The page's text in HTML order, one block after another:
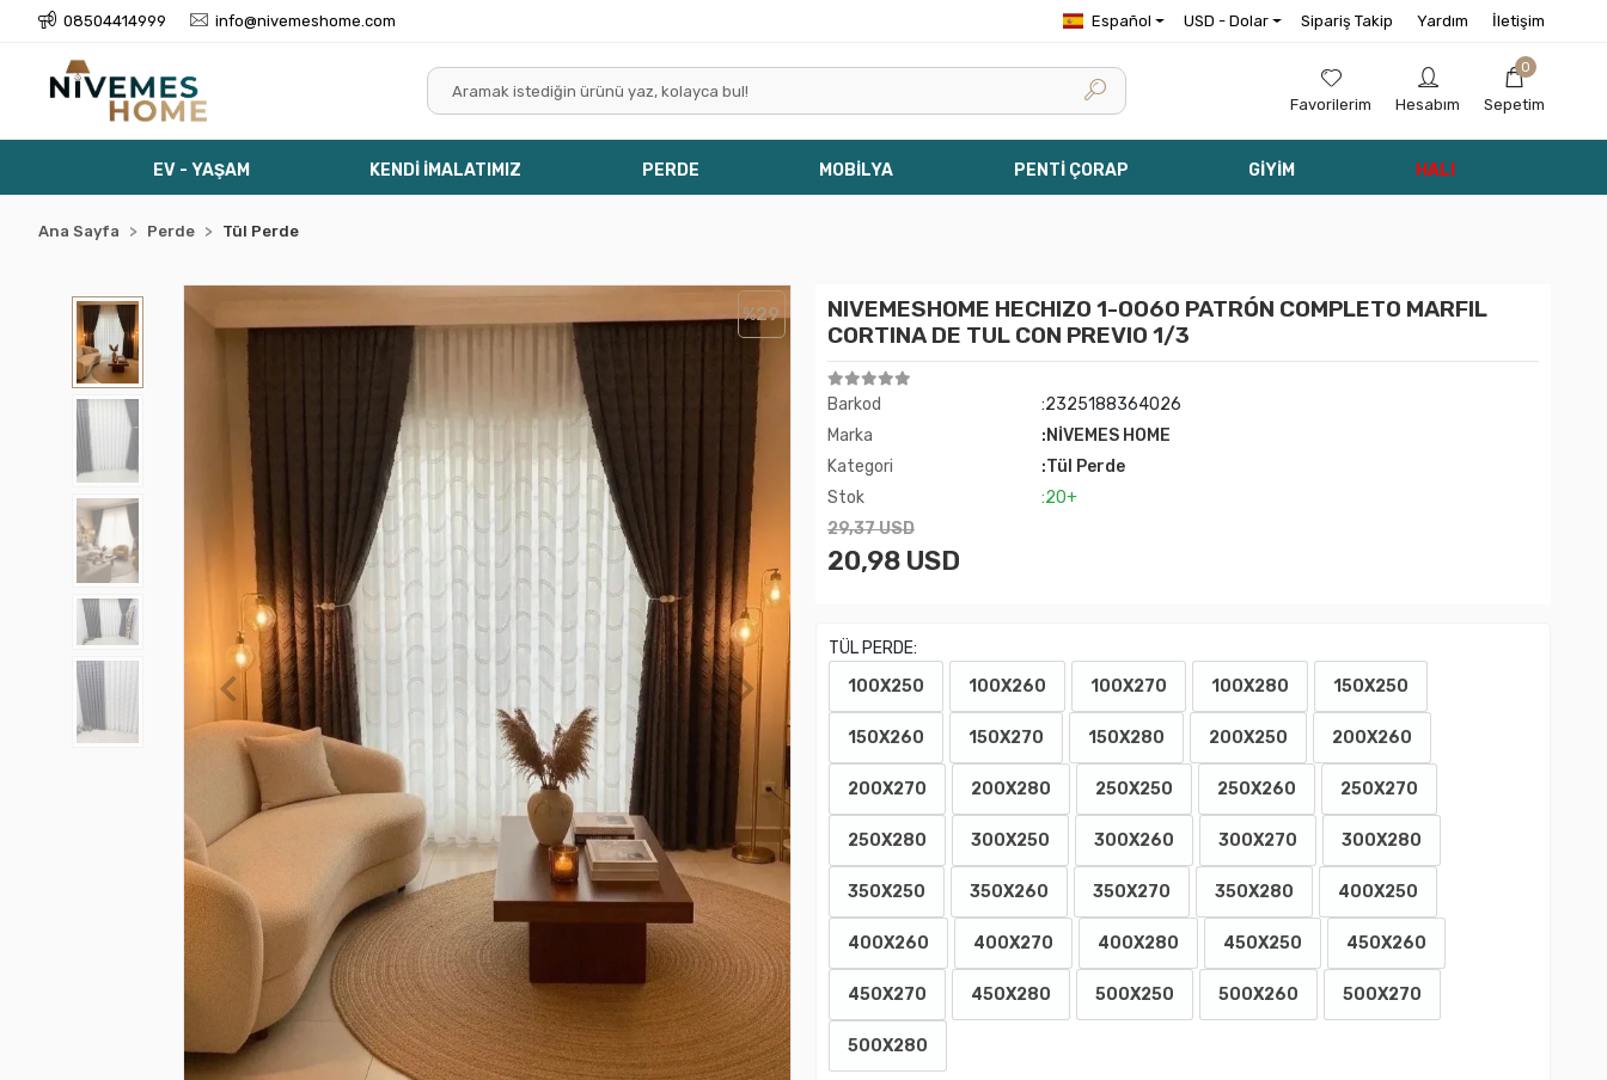
08504414999 info@nivemeshome.com Español USD - Dolar Sipariş Takip Yardım İletişim
Favorilerim Hesabım
0
Sepetim
EV - YAŞAM KENDİ İMALATIMIZ PERDE MOBİLYA PENTİ ÇORAP GİYİM HALI
Ana Sayfa Perde Tül Perde
%29
NIVEMESHOME HECHIZO 1-0060 PATRÓN COMPLETO MARFIL
CORTINA DE TUL CON PREVIO 1/3
Barkod
:2325188364026
Marka
:NİVEMES HOME
Kategori
:Tül Perde
Stok
:20+
29,37 USD
20,98 USD
TÜL PERDE:
100X250
100X260 100X270 100X280 150X250
150X260 150X270 150X280 200X250 200X260
200X270 200X280 250X250 250X260 250X270
250X280 300X250 300X260 300X270 300X280
350X250 350X260 350X270 350X280 400X250
400X260 400X270 400X280 450X250 450X260
450X270 450X280 500X250 500X260 500X270
500X280